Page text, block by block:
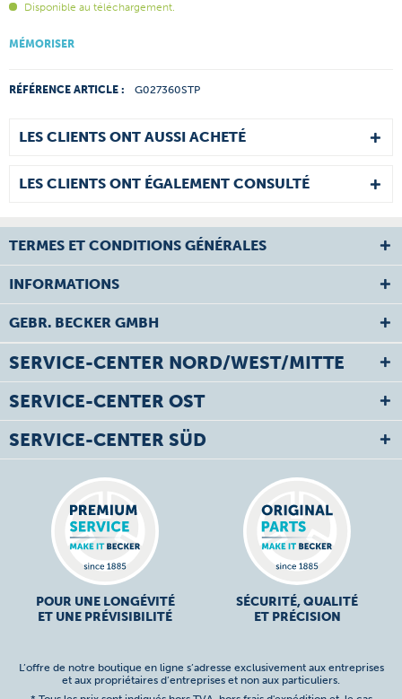
Disponible au téléchargement.
MÉMORISER
RÉFÉRENCE ARTICLE : G027360STP
LES CLIENTS ONT AUSSI ACHETÉ
LES CLIENTS ONT ÉGALEMENT CONSULTÉ
TERMES ET CONDITIONS GÉNÉRALES
INFORMATIONS
GEBR. BECKER GMBH
SERVICE-CENTER NORD/WEST/MITTE
SERVICE-CENTER OST
SERVICE-CENTER SÜD
POUR UNE LONGÉVITÉ
ET UNE PRÉVISIBILITÉ
SÉCURITÉ, QUALITÉ
ET PRÉCISION
L’offre de notre boutique en ligne s’adresse exclusivement aux entreprises
et aux propriétaires d’entreprises et non aux particuliers.